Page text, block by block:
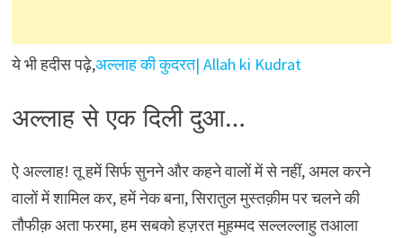
ये भी हदीस पढ़े,अल्लाह की कुदरत| Allah ki Kudrat
अल्लाह से एक दिली दुआ…
ऐ अल्लाह! तू हमें सिर्फ सुनने और कहने वालों में से नहीं, अमल करने
वालों में शामिल कर, हमें नेक बना, सिरातुल मुस्तक़ीम पर चलने की
तौफीक़ अता फरमा, हम सबको हज़रत मुहम्मद सल्लल्लाहु तआला